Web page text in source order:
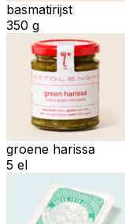
basmatirijst
350 g
groene harissa
5 el